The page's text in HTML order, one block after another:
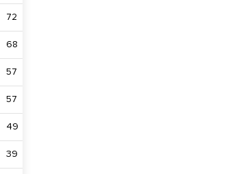
72
68
57
57
49
39